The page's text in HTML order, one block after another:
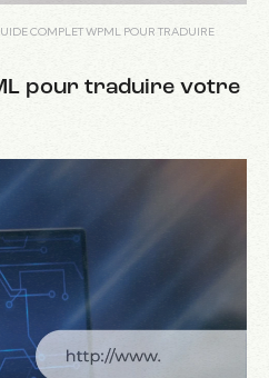
COMPLET WPML POUR TRADUIRE
pour traduire votre